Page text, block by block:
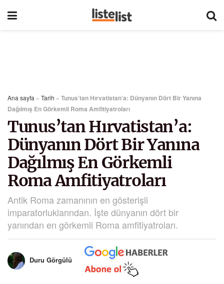
Ana sayfa » Tarih » Tunus’tan Hırvatistan’a: Dünyanın Dört Bir Yanına
Dağılmış En Görkemli Roma Amfitiyatroları
Tunus’tan Hırvatistan’a:
Dünyanın Dört Bir Yanına
Dağılmış En Görkemli
Roma Amfitiyatroları
Antik Roma zamanının en gösterişli
imparatorluklarından. İşte dünyanın dört bir
yanından en görkemli Roma amfitiyatroları.
Duru Görgülü